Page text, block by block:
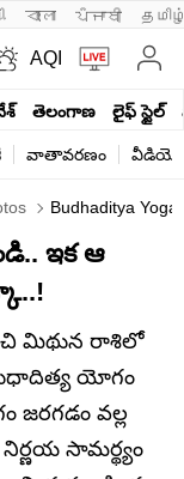
বাংলা ਪੰਜਾਬੀ
AQI
తెలంగాణ లైఫ్ స్టైల్
వాతావరణం
Budhaditya
ఇక ఆ
మిథున రాశిలో
యోగం
జరగడం వల్ల
సామర్థ్యం